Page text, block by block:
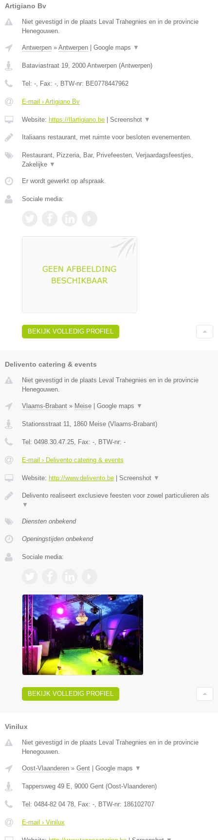
Artigiano Bv
Niet gevestigd in de plaats Leval Trahegnies en in de provincie
Henegouwen.
Antwerpen » Antwerpen | Google maps ▼
Bataviastraat 19 2000 Antwerpen (Antwerpen)
Tel: - , Fax: - , BTW-nr: BE0778447962
E-mail › Artigiano Bv
Website: https://Ilartigiano.be | Screenshot ▼
Italiaans restaurant, met ruimte voor besloten evenementen.
Restaurant, Pizzeria, Bar, Privefeesten, Verjaardagsfeestjes,
Zakelijke ▼
Er wordt gewerkt op afspraak.
Sociale media:
BEKIJK VOLLEDIG PROFIEL
Delivento catering & events
Niet gevestigd in de plaats Leval Trahegnies en in de provincie
Henegouwen.
Vlaams-Brabant » Meise Google maps ▼
Stationsstraat 11, 1860 Meise (Vlaams-Brabant)
Tel: 0498.30.47.25, Fax: -, BTW-nr: -
E-mail › Delivento catering & events
Website: http://www.delivento.be Screenshot ▼
Delivento realiseert exclusieve feesten voor zowel particulieren als
▼
Diensten onbekend
Openingstijden onbekend
Sociale media:
BEKIJK VOLLEDIG PROFIEL
Vinilux
Niet gevestigd in de plaats Leval Trahegnies en in de provincie
Henegouwen.
Oost-Vlaanderen » Gent Google maps ▼
Tappersweg 49 E 9000 Gent (Oost-Vlaanderen)
Tel: 0484-82 04 78 , Fax: - , BTW-nr: 186102707
E-mail › Vinilux